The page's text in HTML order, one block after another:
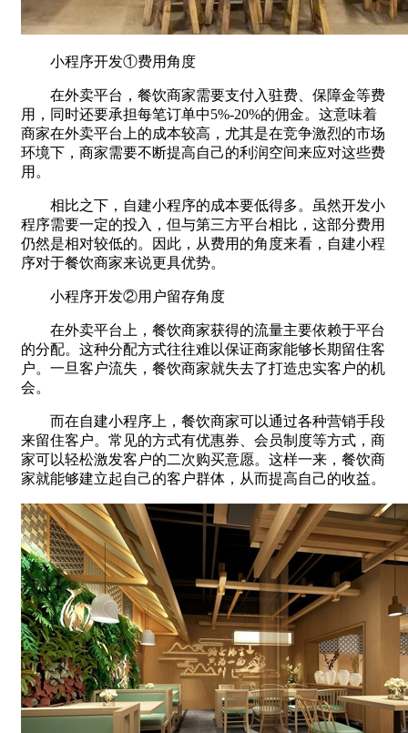
小程序开发①费用角度
在外卖平台，餐饮商家需要支付入驻费、保障金等费
用，同时还要承担每笔订单中5%-20%的佣金。这意味着
商家在外卖平台上的成本较高，尤其是在竞争激烈的市场
环境下，商家需要不断提高自己的利润空间来应对这些费
用。
相比之下，自建小程序的成本要低得多。虽然开发小
程序需要一定的投入，但与第三方平台相比，这部分费用
仍然是相对较低的。因此，从费用的角度来看，自建小程
序对于餐饮商家来说更具优势。
小程序开发②用户留存角度
在外卖平台上，餐饮商家获得的流量主要依赖于平台
的分配。这种分配方式往往难以保证商家能够长期留住客
户。一旦客户流失，餐饮商家就失去了打造忠实客户的机
会。
而在自建小程序上，餐饮商家可以通过各种营销手段
来留住客户。常见的方式有优惠券、会员制度等方式，商
家可以轻松激发客户的二次购买意愿。这样一来，餐饮商
家就能够建立起自己的客户群体，从而提高自己的收益。